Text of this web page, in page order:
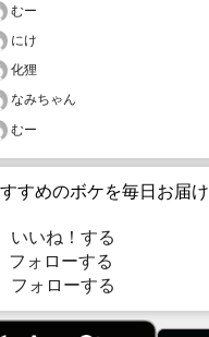
むー
にけ
化狸
なみちゃん
むー
すめのボケを毎日お届け
いいね！する
ォローする
フォローする